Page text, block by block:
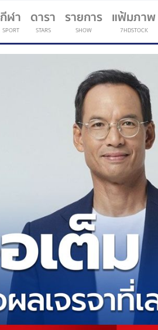
กีฬา
SPORT
(current)
ดารา
STARS
รายการ
SHOW
แฟ้มภาพ
7HDSTOCK